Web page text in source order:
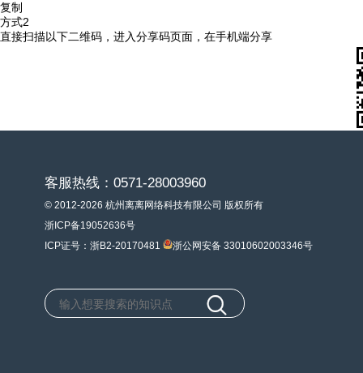
复制
方式2
直接扫描以下二维码，进入分享码页面，在手机端分享
客服热线：0571-28003960
© 2012-2026 杭州离离网络科技有限公司 版权所有
浙ICP备19052636号
ICP证号：浙B2-20170481
浙公网安备 33010602003346号